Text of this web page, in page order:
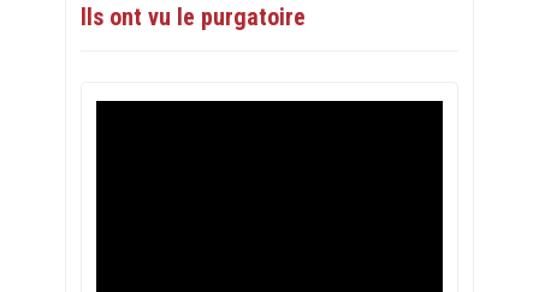
Ils ont vu le purgatoire